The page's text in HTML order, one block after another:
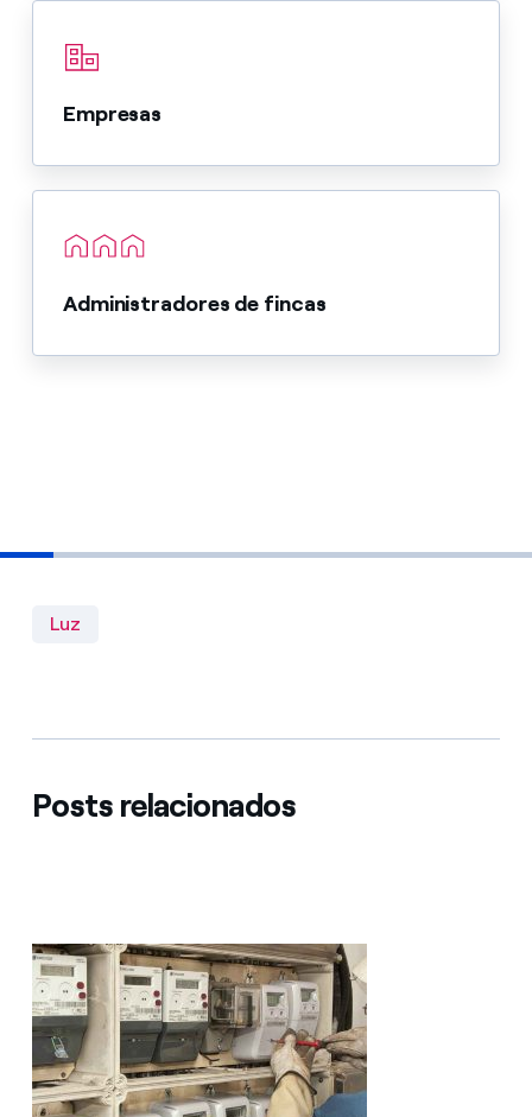
Empresas
Administradores de fincas
Luz
Posts relacionados